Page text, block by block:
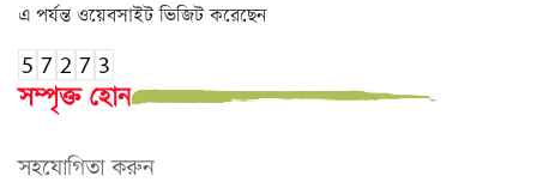
এ পর্যন্ত ওয়েবসাইট ভিজিট করেছেন
সম্পৃক্ত হোন
সহযোগিতা করুন